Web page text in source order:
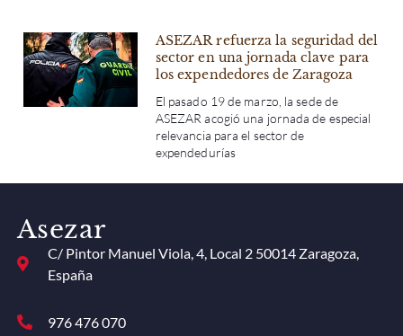
ASEZAR refuerza la seguridad del
sector en una jornada clave para
los expendedores de Zaragoza
El pasado 19 de marzo, la sede de
ASEZAR acogió una jornada de especial
relevancia para el sector de
expendedurías
Asezar
C/ Pintor Manuel Viola, 4, Local 2 50014 Zaragoza,
España
976 476 070